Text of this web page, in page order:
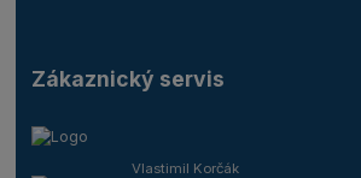
Zákaznický servis
Vlastimil Korčák